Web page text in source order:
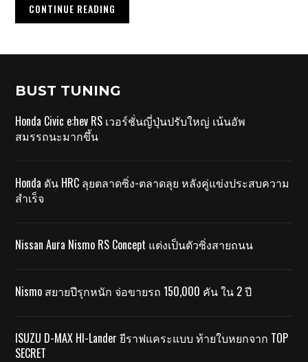
CONTINUE READING
BUST TUNING
Honda Civic e:hev RS เวอร์ชั่นญี่ปุ่นปรับใหญ่ เน้นอัพ
สมรรถนะมากขึ้น
Honda ดัน HRC ลุยตลาดซิ่ง-ตลาดลุย หลังคู่แข่งประสบความ
สำเร็จ
Nissan Aura Nismo RS Concept แต่งเป็นตัวซิ่งสายถนน
Nismo สยายปีรุกหนัก จ่อขายรถ 150,000 คัน ใน 2 ปี
ISUZU D-MAX HI-Lander ยีราฟแคระแบบ ท้ายใบหยกจาก TOP
SECRET